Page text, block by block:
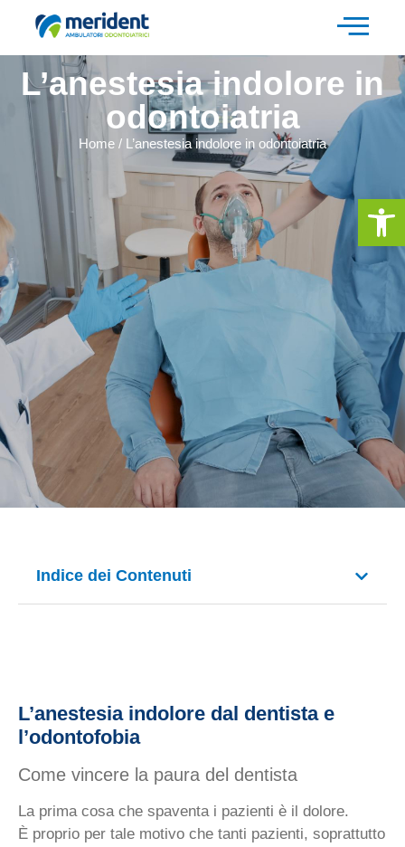
Apri la
L’anestesia indolore in
odontoiatria
Home / L’anestesia indolore in odontoiatria
Indice dei Contenuti
L’anestesia indolore dal dentista e
l’odontofobia
Come vincere la paura del dentista
La prima cosa che spaventa i pazienti è il dolore.
È proprio per tale motivo che tanti pazienti, soprattutto